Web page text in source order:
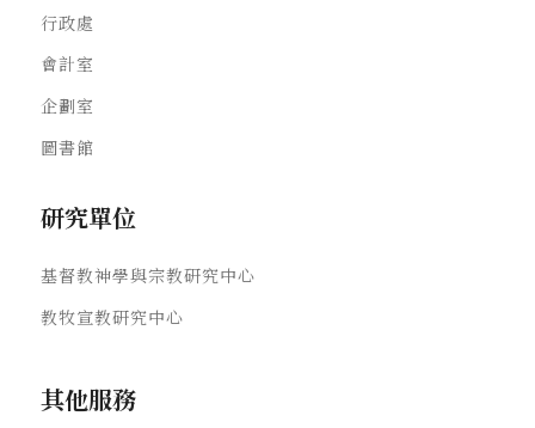
行政處
會計室
企劃室
圖書館
研究單位
基督教神學與宗教研究中心
教牧宣教研究中心
其他服務